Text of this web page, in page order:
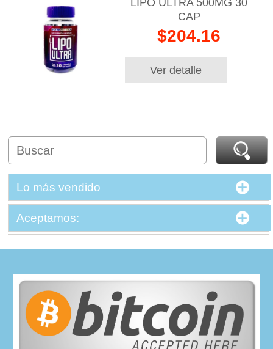
CAP
$204.16
Ver detalle
Lo más vendido
Aceptamos: